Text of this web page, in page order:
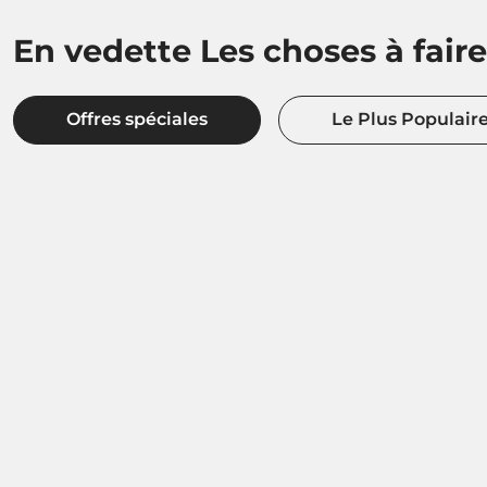
En vedette Les choses à faire
Offres spéciales Le Plus